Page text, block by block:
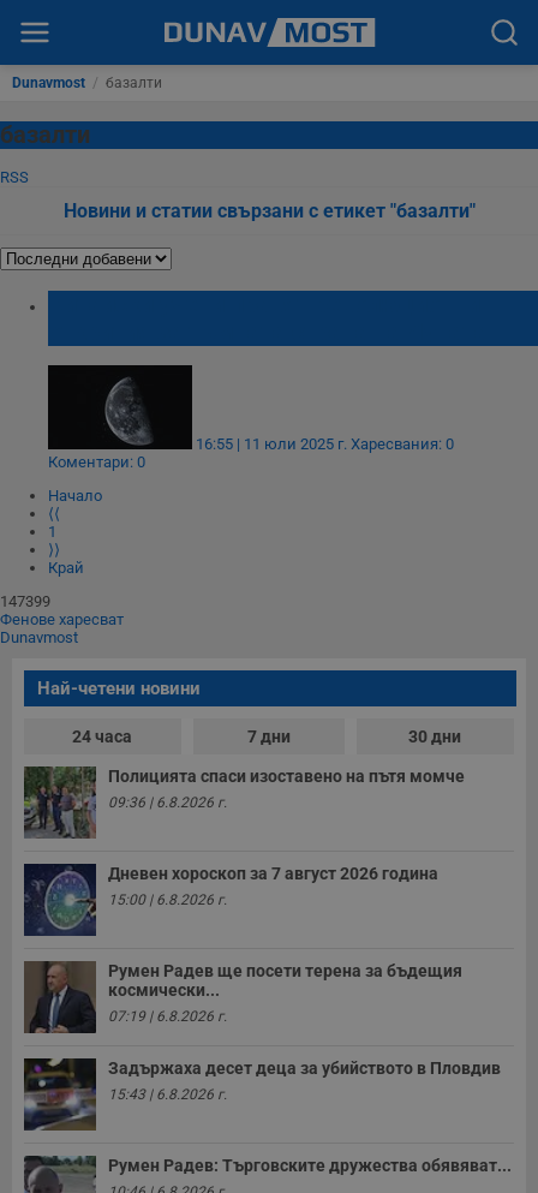
Dunavmost / базалти
базалти
RSS
Новини и статии свързани с етикет "базалти"
16:55 | 11 юли 2025 г. Харесвания: 0
Коментари: 0
Начало
⟨⟨
1
⟩⟩
Край
147399
Фенове харесват
Dunavmost
Най-четени новини
24 часа 7 дни 30 дни
Полицията спаси изоставено на пътя момче
09:36 | 6.8.2026 г.
Дневен хороскоп за 7 август 2026 година
15:00 | 6.8.2026 г.
Румен Радев ще посети терена за бъдещия
космически...
07:19 | 6.8.2026 г.
Задържаха десет деца за убийството в Пловдив
15:43 | 6.8.2026 г.
Румен Радев: Търговските дружества обявяват...